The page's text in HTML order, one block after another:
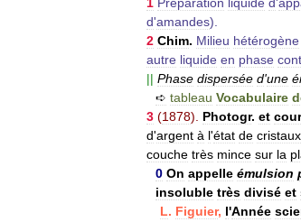
d'amandes).
2 Chim. Milieu hétérogène
autre liquide en phase
|| Phase dispersée d'une
➪ tableau Vocabulaire
3 (1878). Photogr. et cour
d'argent à l'état de cristaux
couche très mince sur la
0 On appelle émulsion
insoluble très divisé et
L. Figuier, l'Année